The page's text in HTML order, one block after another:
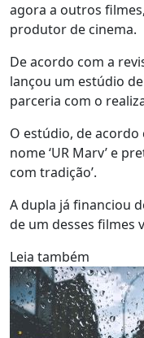
agora a outros
produtor de cinema.
De acordo com a
lançou um estúdio
parceria com o
O estúdio, de
nome ‘UR Marv’ e
com tradição’.
A dupla já financiou
de um desses filmes
Leia também